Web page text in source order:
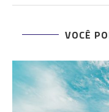
VOCÊ